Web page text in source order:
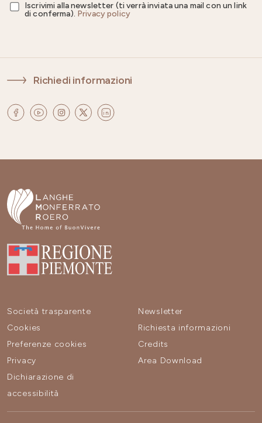
Iscrivimi alla newsletter (ti verrà inviata una mail con un link
di conferma). Privacy policy
Richiedi informazioni
Società trasparente
Cookies
Preferenze cookies
Privacy
Dichiarazione di
accessibilità
Newsletter
Richiesta informazioni
Credits
Area Download